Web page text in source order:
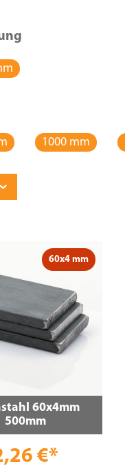
1000 mm
60x4 mm
60x4mm
500mm
€*